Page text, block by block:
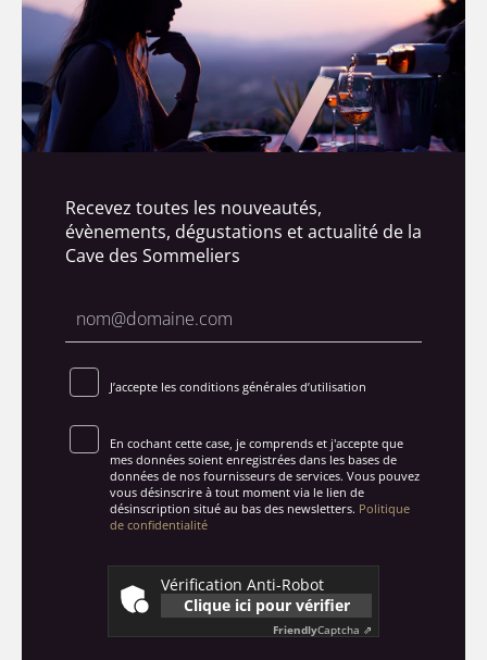
Recevez toutes les nouveautés,
évènements, dégustations et actualité de la
Cave des Sommeliers
J’accepte les conditions générales d’utilisation
En cochant cette case, je comprends et j'accepte que
mes données soient enregistrées dans les bases de
données de nos fournisseurs de services. Vous pouvez
vous désinscrire à tout moment via le lien de
désinscription situé au bas des newsletters. Politique
de confidentialité
Vérification Anti-Robot
Clique ici pour vérifier
FriendlyCaptcha ⇗